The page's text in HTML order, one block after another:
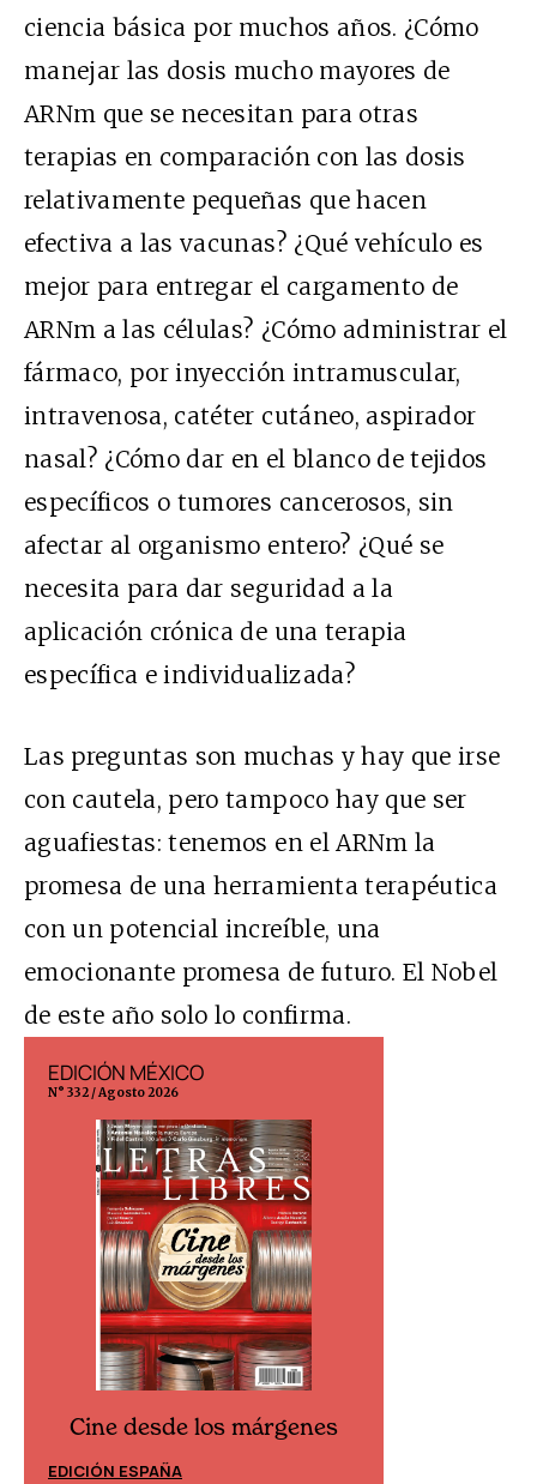
ciencia básica por muchos años. ¿Cómo
manejar las dosis mucho mayores de
ARNm que se necesitan para otras
terapias en comparación con las dosis
relativamente pequeñas que hacen
efectiva a las vacunas? ¿Qué vehículo es
mejor para entregar el cargamento de
ARNm a las células? ¿Cómo administrar el
fármaco, por inyección intramuscular,
intravenosa, catéter cutáneo, aspirador
nasal? ¿Cómo dar en el blanco de tejidos
específicos o tumores cancerosos, sin
afectar al organismo entero? ¿Qué se
necesita para dar seguridad a la
aplicación crónica de una terapia
específica e individualizada?
Las preguntas son muchas y hay que irse
con cautela, pero tampoco hay que ser
aguafiestas: tenemos en el ARNm la
promesa de una herramienta terapéutica
con un potencial increíble, una
emocionante promesa de futuro. El Nobel
de este año solo lo confirma.
EDICIÓN MÉXICO
N° 332 / Agosto 2026
Cine desde los márgenes
EDICIÓN ESPAÑA